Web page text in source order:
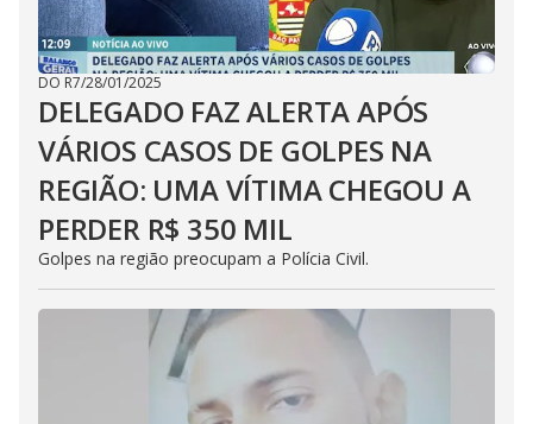
DO R7/28/01/2025
DELEGADO FAZ ALERTA APÓS
VÁRIOS CASOS DE GOLPES NA
REGIÃO: UMA VÍTIMA CHEGOU A
PERDER R$ 350 MIL
Golpes na região preocupam a Polícia Civil.